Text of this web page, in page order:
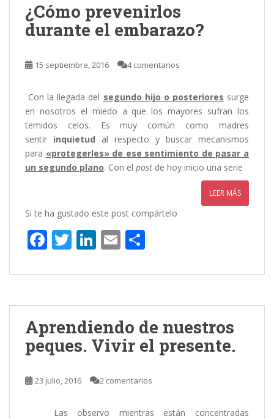
k r
¿Cómo prevenirlos
durante el embarazo?
15 septiembre, 2016 4 comentarios
Con la llegada del segundo hijo o posteriores surge
en nosotros el miedo a que los mayores sufran los
temidos celos. Es muy común como madres
sentir inquietud al respecto y buscar mecanismos
para «protegerles» de ese sentimiento de pasar a
un segundo plano. Con el post de hoy inicio una serie
LEER MÁS
Si te ha gustado este post compártelo
F
e
b
o
o
k
T
itt
er
Li
k
e
dI
n
E
ai
l
m
p
ar
ti
r
Aprendiendo de nuestros
peques. Vivir el presente.
23 julio, 2016 2 comentarios
Las observo mientras están concentradas